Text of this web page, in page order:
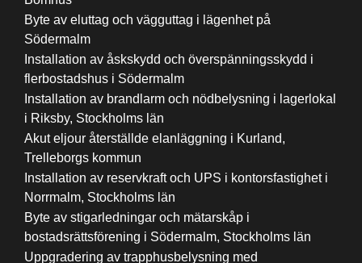
Byte av eluttag och vägguttag i lägenhet på
Södermalm
Installation av åskskydd och överspänningsskydd i
flerbostadshus i Södermalm
Installation av brandlarm och nödbelysning i lagerlokal
i Riksby, Stockholms län
Akut eljour återställde elanläggning i Kurland,
Trelleborgs kommun
Installation av reservkraft och UPS i kontorsfastighet i
Norrmalm, Stockholms län
Byte av stigarledningar och mätarskåp i
bostadsrättsförening i Södermalm, Stockholms län
Uppgradering av trapphusbelysning med